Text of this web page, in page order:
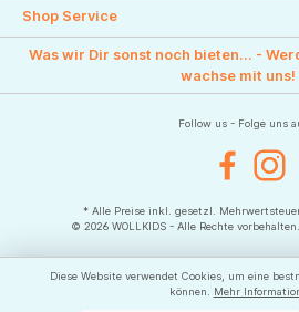
Shop Service
Was wir Dir sonst noch bieten... -
wachse mit uns!
Follow us - Folge uns
FacebookInstagram
* Alle Preise inkl. gesetzl.
© 2026 WOLLKIDS - Alle Rechte
Diese Website verwendet Cookies, um eine
können.
Mehr